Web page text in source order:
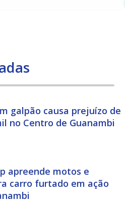
galpão causa prejuízo de
no Centro de Guanambi
apreende motos e
carro furtado em ação